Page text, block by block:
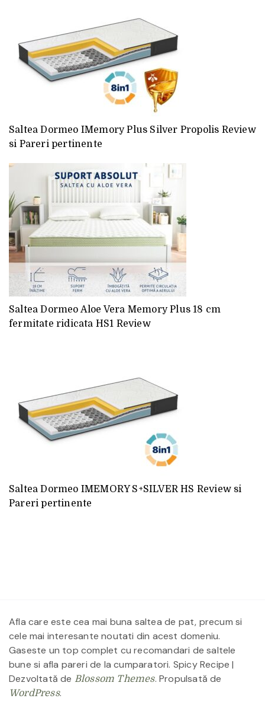
Saltea Dormeo IMemory Plus Silver Propolis Review
si Pareri pertinente
Saltea Dormeo Aloe Vera Memory Plus 18 cm
fermitate ridicata HS1 Review
Saltea Dormeo IMEMORY S+SILVER HS Review si
Pareri pertinente
Afla care este cea mai buna saltea de pat, precum si
cele mai interesante noutati din acest domeniu.
Gaseste un top complet cu recomandari de saltele
bune si afla pareri de la cumparatori. Spicy Recipe |
Dezvoltată de Blossom Themes. Propulsată de
WordPress.